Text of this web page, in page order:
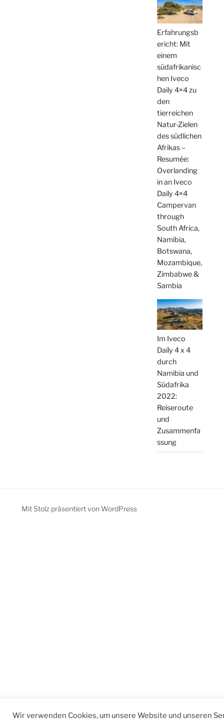
Erfahrungsb
ericht: Mit
einem
südafrikanisc
hen Iveco
Daily 4×4 zu
den
tierreichen
Natur-Zielen
des südlichen
Afrikas –
Resumée:
Overlanding
in an Iveco
Daily 4×4
Campervan
through
South Africa,
Namibia,
Botswana,
Mozambique,
Zimbabwe &
Sambia
Im Iveco
Daily 4 x 4
durch
Namibia und
Südafrika
2022:
Reiseroute
und
Zusammenfa
ssung
Mit Stolz präsentiert von WordPress
Wir verwenden Cookies, um unsere Website und unseren